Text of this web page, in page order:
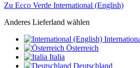
Zu Ecco Verde International (English)
Anderes Lieferland wählen
Österreich
Italia
Deutschland